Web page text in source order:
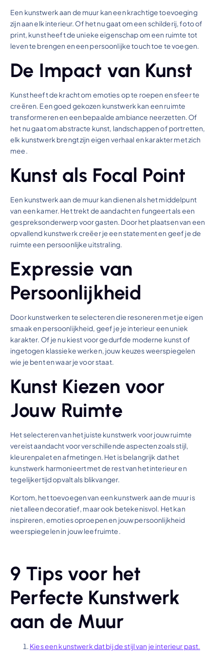
Een kunstwerk aan de muur kan een krachtige toevoeging
zijn aan elk interieur. Of het nu gaat om een schilderij, foto of
print, kunst heeft de unieke eigenschap om een ruimte tot
leven te brengen en een persoonlijke touch toe te voegen.
De Impact van Kunst
Kunst heeft de kracht om emoties op te roepen en sfeer te
creëren. Een goed gekozen kunstwerk kan een ruimte
transformeren en een bepaalde ambiance neerzetten. Of
het nu gaat om abstracte kunst, landschappen of portretten,
elk kunstwerk brengt zijn eigen verhaal en karakter met zich
mee.
Kunst als Focal Point
Een kunstwerk aan de muur kan dienen als het middelpunt
van een kamer. Het trekt de aandacht en fungeert als een
gespreksonderwerp voor gasten. Door het plaatsen van een
opvallend kunstwerk creëer je een statement en geef je de
ruimte een persoonlijke uitstraling.
Expressie van
Persoonlijkheid
Door kunstwerken te selecteren die resoneren met je eigen
smaak en persoonlijkheid, geef je je interieur een uniek
karakter. Of je nu kiest voor gedurfde moderne kunst of
ingetogen klassieke werken, jouw keuzes weerspiegelen
wie je bent en waar je voor staat.
Kunst Kiezen voor
Jouw Ruimte
Het selecteren van het juiste kunstwerk voor jouw ruimte
vereist aandacht voor verschillende aspecten zoals stijl,
kleurenpalet en afmetingen. Het is belangrijk dat het
kunstwerk harmonieert met de rest van het interieur en
tegelijkertijd opvalt als blikvanger.
Kortom, het toevoegen van een kunstwerk aan de muur is
niet alleen decoratief, maar ook betekenisvol. Het kan
inspireren, emoties oproepen en jouw persoonlijkheid
weerspiegelen in jouw leefruimte.
9 Tips voor het
Perfecte Kunstwerk
aan de Muur
Kies een kunstwerk dat bij de stijl van je interieur past.